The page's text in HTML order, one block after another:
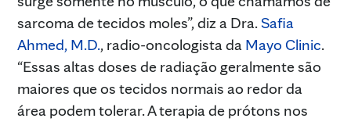
sarcoma de tecidos moles”, diz a Dra. Safia
Ahmed, M.D., radio-oncologista da Mayo Clinic.
“Essas altas doses de radiação geralmente são
maiores que os tecidos normais ao redor da
área podem tolerar. A terapia de prótons nos